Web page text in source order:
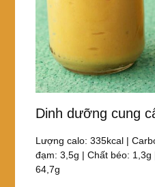
Dinh dưỡng cung
Lượng calo: 335kcal |
đạm: 3,5g | Chất béo:
64,7g